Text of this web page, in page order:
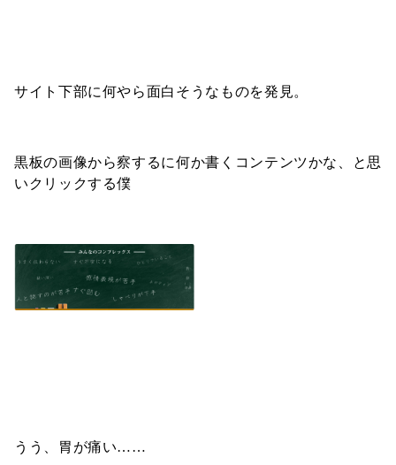
サイト下部に何やら面白そうなものを発見。
黒板の画像から察するに何か書くコンテンツかな、と思
いクリックする僕
うう、胃が痛い……